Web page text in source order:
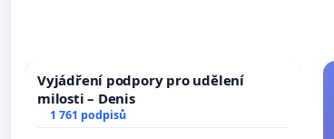
Vyjádření podpory pro udělení
milosti – Denis
1 761 podpisů